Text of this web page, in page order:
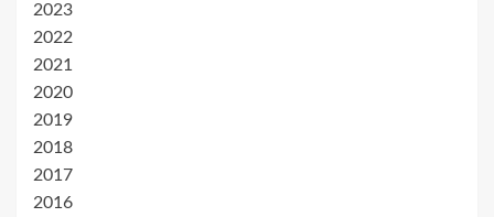
2023
2022
2021
2020
2019
2018
2017
2016